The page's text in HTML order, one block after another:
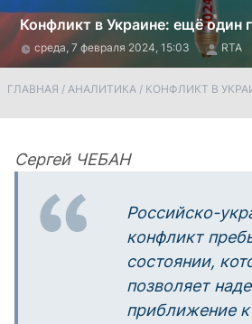
Конфликт в Украине: ещё один
среда, 7 февраля 2024, 15:03 RTA
ГЛАВНАЯ / АНАЛИТИКА / КОНФЛИКТ В
Сергей ЧЕБАН
Российско-
конфликт
состоянии,
позволяет
приближение к